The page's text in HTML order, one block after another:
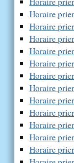
Horaire
Horaire
Horaire
Horaire
Horaire
Horaire
Horaire
Horaire
Horaire
Horaire
Horaire
Horaire